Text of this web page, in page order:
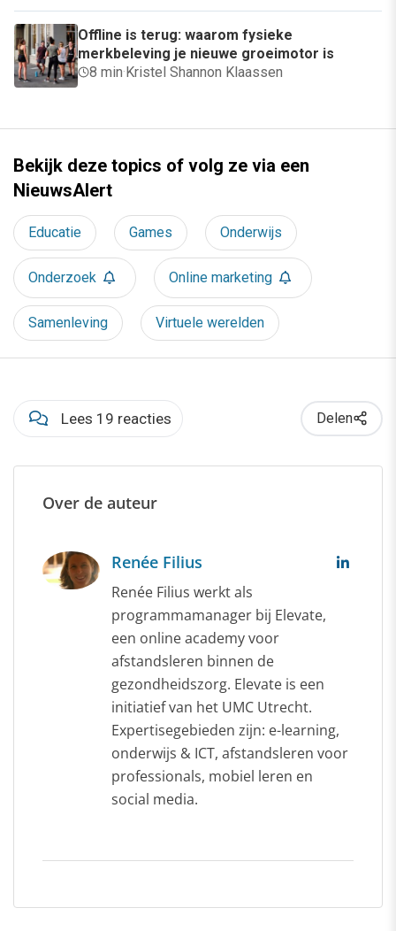
Offline is terug: waarom fysieke
merkbeleving je nieuwe groeimotor is
8 min·Kristel Shannon Klaassen
Bekijk deze topics of volg ze via een
NieuwsAlert
Educatie Games Onderwijs
Onderzoek Online marketing
Samenleving Virtuele werelden
Lees 19 reacties Delen
Over de auteur
Renée Filius
Renée Filius werkt als
programmamanager bij Elevate,
een online academy voor
afstandsleren binnen de
gezondheidszorg. Elevate is een
initiatief van het UMC Utrecht.
Expertisegebieden zijn: e-learning,
onderwijs & ICT, afstandsleren voor
professionals, mobiel leren en
social media.